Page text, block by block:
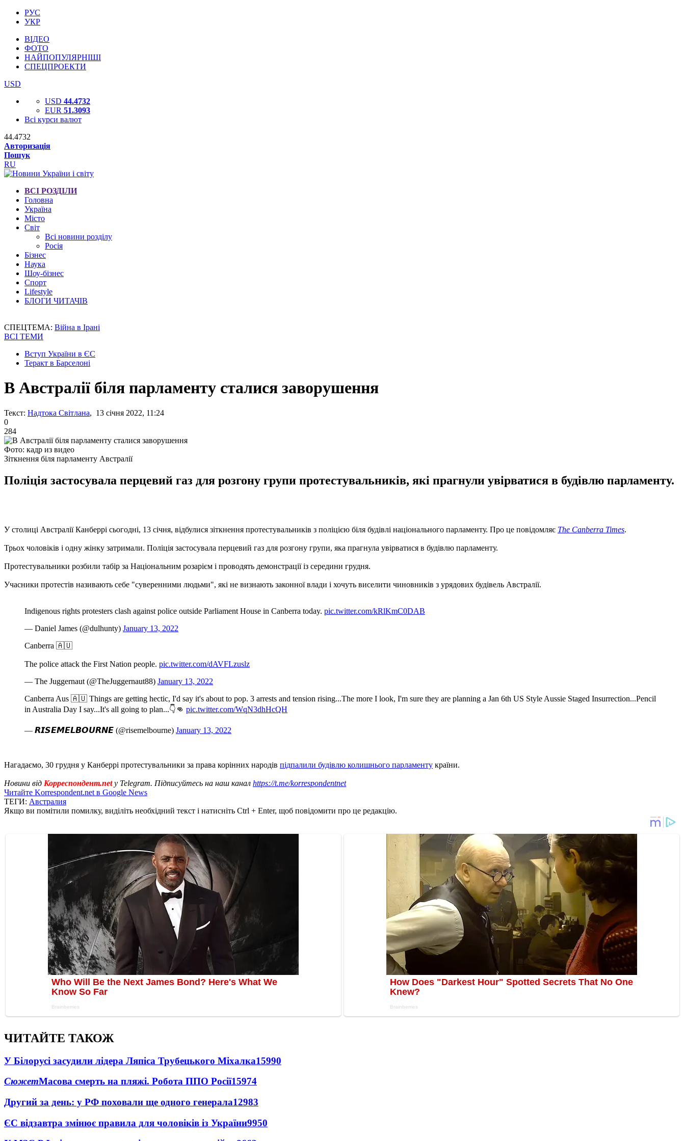
РУС
УКР
ВІДЕО
ФОТО
НАЙПОПУЛЯРНІШІ
СПЕЦПРОЕКТИ
USD
USD 44.4732
EUR 51.3093
Всі курси валют
44.4732
Авторизація
Пошук
RU
ВСІ РОЗДІЛИ
Головна
Україна
Місто
Світ
Всі новини розділу
Росія
Бізнес
Наука
Шоу-бізнес
Спорт
Lifestyle
БЛОГИ ЧИТАЧІВ
СПЕЦТЕМА: Війна в Ірані
ВСІ ТЕМИ
Вступ України в ЄС
Теракт в Барселоні
В Австралії біля парламенту сталися заворушення
Текст: Надтока Світлана, 13 січня 2022, 11:24
0
284
Фото: кадр из видео
Зіткнення біля парламенту Австралії
Поліція застосувала перцевий газ для розгону групи протестувальників, які прагнули увірватися в будівлю парламенту.
У столиці Австралії Канберрі сьогодні, 13 січня, відбулися зіткнення протестувальників з поліцією біля будівлі національного парламенту. Про це повідомляє The Canberra Times.
Трьох чоловіків і одну жінку затримали. Поліція застосувала перцевий газ для розгону групи, яка прагнула увірватися в будівлю парламенту.
Протестувальники розбили табір за Національним розарієм і проводять демонстрації із середини грудня.
Учасники протестів називають себе "суверенними людьми", які не визнають законної влади і хочуть виселити чиновників з урядових будівель Австралії.
Indigenous rights protesters clash against police outside Parliament House in Canberra today. pic.twitter.com/kRlKmC0DAB
— Daniel James (@dulhunty) January 13, 2022
Canberra 🇦🇺
The police attack the First Nation people. pic.twitter.com/dAVFLzuslz
— The Juggernaut (@TheJuggernaut88) January 13, 2022
Canberra Aus 🇦🇺 Things are getting hectic, I'd say it's about to pop. 3 arrests and tension rising...The more I look, I'm sure they are planning a Jan 6th US Style Aussie Staged Insurrection...Pencil
in Australia Day I say...It's all going to plan...👇👊 pic.twitter.com/WqN3dhHcQH
— 𝙍𝙄𝙎𝙀𝙈𝙀𝙇𝘽𝙊𝙐𝙍𝙉𝙀 (@risemelbourne) January 13, 2022
Нагадаємо, 30 грудня у Канберрі протестувальники за права корінних народів підпалили будівлю колишнього парламенту країни.
Новини від Корреспондент.netу Telegram. Підписуйтесь на наш канал https://t.me/korrespondentnet
Читайте Korrespondent.net в Google News
ТЕГИ: Австралия
Якщо ви помітили помилку, виділіть необхідний текст і натисніть Ctrl + Enter, щоб повідомити про це редакцію.
ЧИТАЙТЕ ТАКОЖ
У Білорусі засудили лідера Ляпіса Трубецького Міхалка15990
СюжетМасова смерть на пляжі. Робота ППО Росії15974
Другий за день: у РФ поховали ще одного генерала12983
ЄС відзавтра змінює правила для чоловіків із України9950